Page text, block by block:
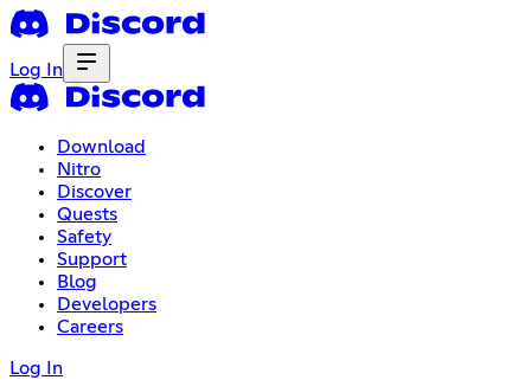
Log In
Download
Nitro
Discover
Quests
Safety
Support
Blog
Developers
Careers
Log In